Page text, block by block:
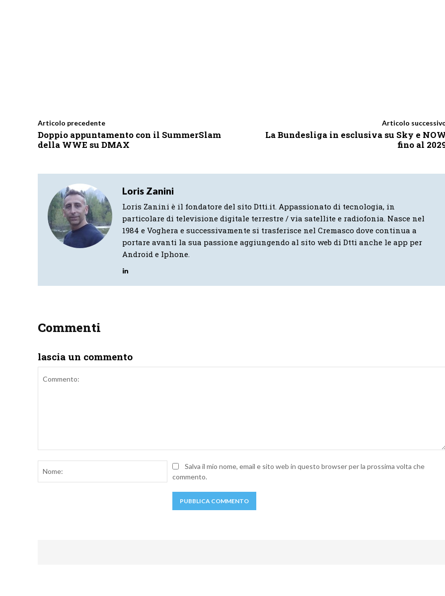
Articolo precedente
Doppio appuntamento con il SummerSlam
della WWE su DMAX
Articolo
La Bundesliga in esclusiva su Sky e
fino al
Loris Zanini
Loris Zanini è il fondatore del sito Dtti.it. Appassionato di tecnologia, in
particolare di televisione digitale terrestre / via satellite e radiofonia. Nasce nel
1984 e Voghera e successivamente si trasferisce nel Cremasco dove continua a
portare avanti la sua passione aggiungendo al sito web di Dtti anche le app per
Android e Iphone.
Commenti
lascia un commento
Nome:Salva il mio nome, email e sito web in questo browser per la prossima volta che
commento.